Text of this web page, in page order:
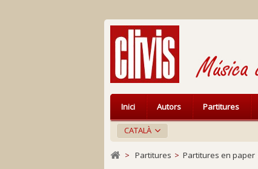
CATALÀ
Inici Autors Partitures
> Partitures > Partitures en paper